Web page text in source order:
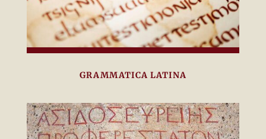
GRAMMATICA LATINA